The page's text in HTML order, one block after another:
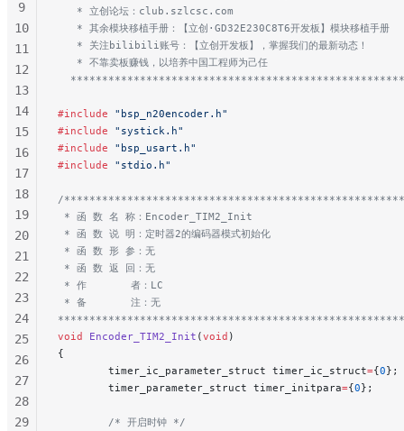
   * 立创论坛：club.szlcsc.com
   * 其余模块移植手册：【立创·GD32E230C8T6开发板】模块移植手册
   * 关注bilibili账号：【立创开发板】，掌握我们的最新动态！
   * 不靠卖板赚钱，以培养中国工程师为己任
#include "bsp_n20encoder.h"
#include "systick.h"
#include "bsp_usart.h"
#include "stdio.h"
/
* 函 数 名 称：Encoder_TIM2_Init
* 函 数 说 明：定时器2的编码器模式初始化
* 函 数 形 参：无
* 函 数 返 回：无
* 作       者：LC
* 备       注：无
void Encoder_TIM2_Init (void )
{
        timer_ic_parameter_struct timer_ic_struct
={0};
        timer_parameter_struct timer_initpara
={0};
        /* 开启时钟 */
9
10
11
12
13
14
15
16
17
18
19
20
21
22
23
24
25
26
27
28
29